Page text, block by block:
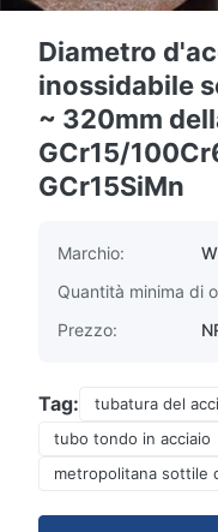
Diametro
inossidabile
~ 320mm
GCr15/
GCr15SiMn
Marchio:
Quantità minima di
Prezzo:
Tag:
tubatura del
tubo tondo in acciaio
metropolitana sottile